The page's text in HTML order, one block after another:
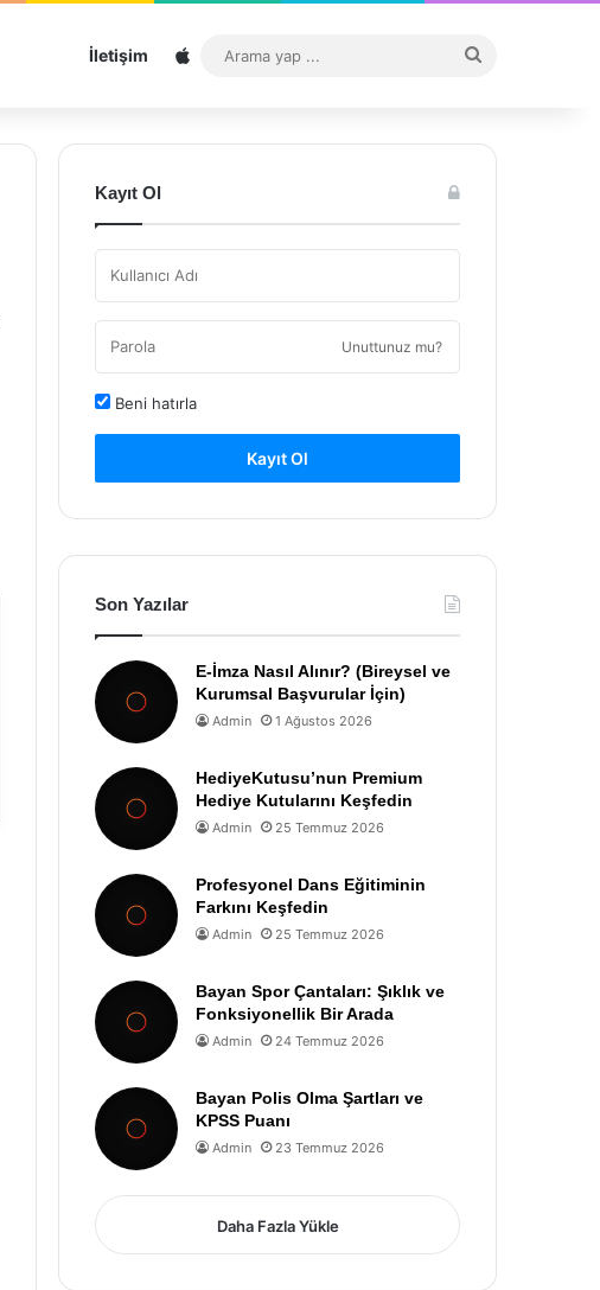
İletişim Sitemap
...
Kayıt Ol
Unuttunuz mu?
Beni hatırla
Kayıt Ol
Son Yazılar
E-İmza Nasıl Alınır? (Bireysel ve
Kurumsal Başvurular İçin)
Admin 1 Ağustos 2026
HediyeKutusu’nun Premium
Hediye Kutularını Keşfedin
Admin 25 Temmuz 2026
Profesyonel Dans Eğitiminin
Farkını Keşfedin
Admin 25 Temmuz 2026
Bayan Spor Çantaları: Şıklık ve
Fonksiyonellik Bir Arada
Admin 24 Temmuz 2026
Bayan Polis Olma Şartları ve
KPSS Puanı
Admin 23 Temmuz 2026
Daha Fazla Yükle